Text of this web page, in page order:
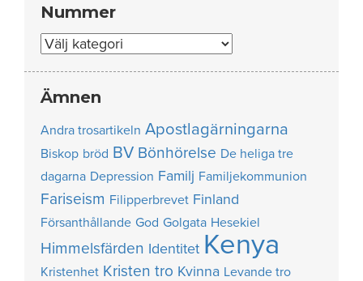
Nummer
Nummer
Ämnen
Andra trosartikeln Apostlagärningarna
Biskop bröd BV Bönhörelse De heliga tre
dagarna Depression Familj Familjekommunion
Fariseism Filipperbrevet Finland
Försanthållande God Golgata Hesekiel
Himmelsfärden Identitet Kenya
Kristenhet Kristen tro Kvinna Levande tro